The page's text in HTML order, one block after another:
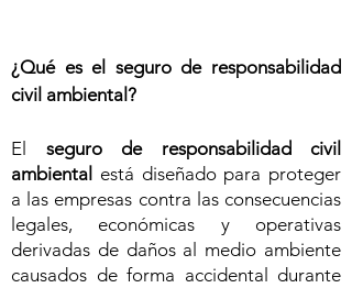
¿Qué es el seguro de responsabilidad
civil ambiental?
El seguro de responsabilidad civil
ambiental está diseñado para proteger
a las empresas contra las consecuencias
legales, económicas y operativas
derivadas de daños al medio ambiente
causados de forma accidental durante